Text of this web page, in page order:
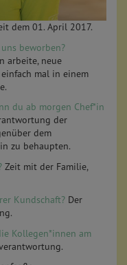
dem 01. April 2017.
beworben?
arbeite, neue
mal in einem
du ab morgen Chef*in
der
dem
zu behaupten.
Zeit mit der Familie,
Kundschaft? Der
Kollegen*innen am